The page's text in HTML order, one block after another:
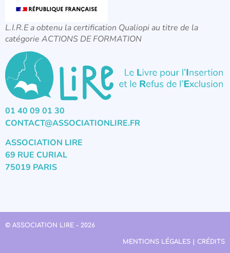
L.I.R.E a obtenu la certification Qualiopi au titre de la
catégorie ACTIONS DE FORMATION
01 40 09 01 30
CONTACT@ASSOCIATIONLIRE.FR
ASSOCIATION LIRE
69 RUE CURIAL
75019 PARIS
© ASSOCIATION LIRE - 2026
MENTIONS LÉGALES | CRÉDITS